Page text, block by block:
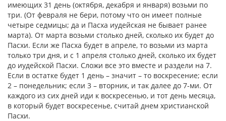
имеющих 31 день (октября, декабря и января) возьми по
три. (От февраля не бери, потому что он имеет полные
четыре седмицы; да и Пасха иудейская не бывает ранее
марта). От марта возьми столько дней, сколько их будет до
Пасхи. Если же Пасха будет в апреле, то возьми из марта
только три дня, и с 1 апреля столько дней, сколько их будет
до иудейской Пасхи. Сложи все это вместе и раздели на 7.
Если в остатке будет 1 день – значит – то воскресение; если
2 – понедельник; если 3 – вторник, и так далее до 7-ми. От
каждого из сих дней иди к воскресенью, и тот день месяца,
в который будет воскресенье, считай днем христианской
Пасхи.